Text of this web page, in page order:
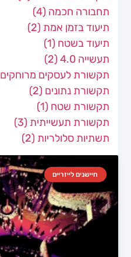
חיישנים לייזריים
תחבורה חכמה (4)
תיעוד בזמן אמת (2)
תיעוד בשטח (1)
תעשייה 4.0
(2)
תקשורת לעסקים מרוחקים
תקשורת נתונים (2)
תקשורת שטח (1)
תקשורת תעשייתית (3)
תשתיות סלולריות (2)